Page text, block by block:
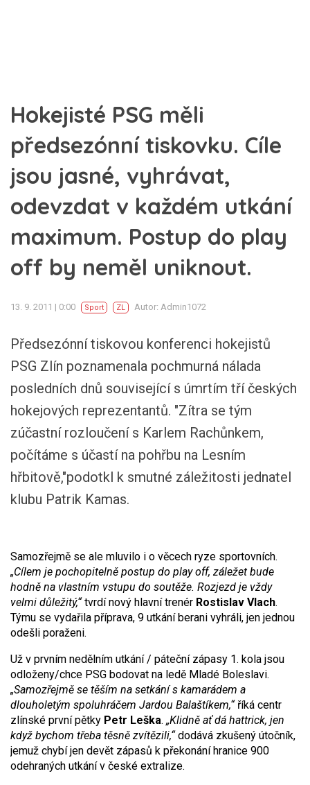
Hokejisté PSG měli
předsezónní tiskovku. Cíle
jsou jasné, vyhrávat,
odevzdat v každém utkání
maximum. Postup do play
off by neměl uniknout.
13. 9. 2011 | 0:00 Sport ZL Autor: Admin1072
Předsezónní tiskovou konferenci hokejistů
PSG Zlín poznamenala pochmurná nálada
posledních dnů související s úmrtím tří českých
hokejových reprezentantů. "Zítra se tým
zúčastní rozloučení s Karlem Rachůnkem,
počítáme s účastí na pohřbu na Lesním
hřbitově,"podotkl k smutné záležitosti jednatel
klubu Patrik Kamas.
Samozřejmě se ale mluvilo i o věcech ryze sportovních.
„Cílem je pochopitelně postup do play off, záležet bude
hodně na vlastním vstupu do soutěže. Rozjezd je vždy
velmi důležitý,“tvrdí nový hlavní trenér Rostislav Vlach.
Týmu se vydařila příprava, 9 utkání berani vyhráli, jen jednou
odešli poraženi.
Už v prvním nedělním utkání / páteční zápasy 1. kola jsou
odloženy/chce PSG bodovat na ledě Mladé Boleslavi.
„Samozřejmě se těším na setkání s kamarádem a
dlouholetým spoluhráčem Jardou Balaštíkem,“říká centr
zlínské první pětky Petr Leška. „Klidně ať dá hattrick, jen
když bychom třeba těsně zvítězili,“dodává zkušený útočník,
jemuž chybí jen devět zápasů k překonání hranice 900
odehraných utkání v české extralize.